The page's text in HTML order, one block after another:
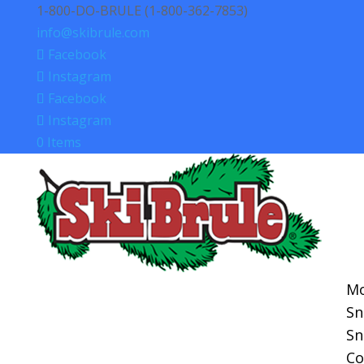
1-800-DO-BRULE (1-800-362-7853)
info@skibrule.com
Facebook
Instagram
Facebook
Instagram
0 Items